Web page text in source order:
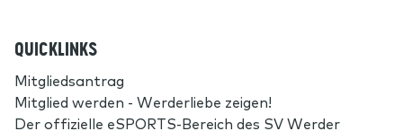
QUICKLINKS
Mitgliedsantrag
Mitglied werden - Werderliebe zeigen!
Der offizielle eSPORTS-Bereich des SV Werder